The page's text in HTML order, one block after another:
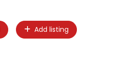
Add listing